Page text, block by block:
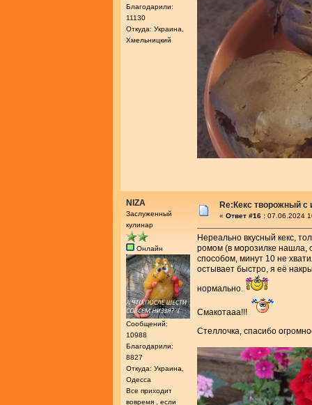
Благодарили:
11130
Откуда: Украина,
Хмельницкий
NIZA
Заслуженный
кулинар
Онлайн
Сообщений:
10988
Благодарили:
8827
Откуда: Украина,
Одесса
Все приходит
вовремя , если
Re:Кекс творожный
« Ответ #16 : 07.06.2024
Нереально вкусный кекс,
ромом (в морозилке нашла,
способом, минут 10 не
остывает быстро, я её
нормально.
Смакотааа!!!
Стеллочка, спасибо